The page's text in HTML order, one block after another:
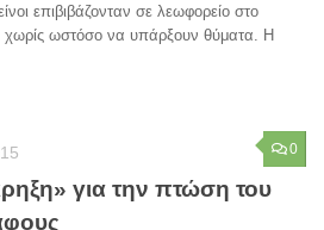
επιβιβάζονταν σε λεωφορείο στο
χωρίς ωστόσο να υπάρξουν θύματα. Η
0
για την πτώση του